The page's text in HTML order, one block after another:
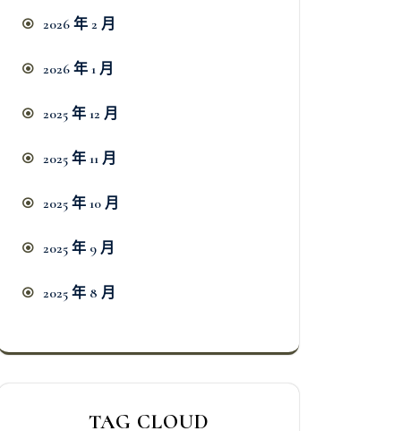
2026 年 2 月
2026 年 1 月
2025 年 12 月
2025 年 11 月
2025 年 10 月
2025 年 9 月
2025 年 8 月
TAG CLOUD